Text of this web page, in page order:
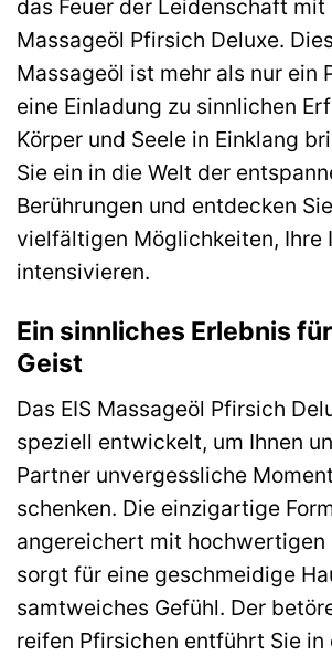
das Feuer der Leidenschaft mit
Massageöl Pfirsich Deluxe.
Massageöl ist mehr als nur ein
eine Einladung zu sinnlichen
Körper und Seele in Einklang
Sie ein in die Welt der
Berührungen und entdecken
vielfältigen Möglichkeiten, Ihre
intensivieren.
Ein sinnliches Erlebnis
Geist
Das EIS Massageöl Pfirsich
speziell entwickelt, um Ihnen
Partner unvergessliche
schenken. Die einzigartige
angereichert mit hochwertigen
sorgt für eine geschmeidige
samtweiches Gefühl. Der
reifen Pfirsichen entführt Sie in